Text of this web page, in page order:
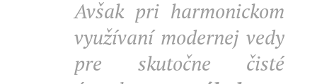
Avšak pri harmonickom
využívaní modernej vedy
pre skutočne čisté